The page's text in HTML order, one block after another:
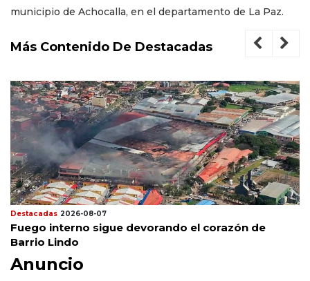
municipio de Achocalla, en el departamento de La Paz.
Más Contenido De Destacadas
Destacadas 2026-08-07
Fuego interno sigue devorando el corazón de
Barrio Lindo
Anuncio